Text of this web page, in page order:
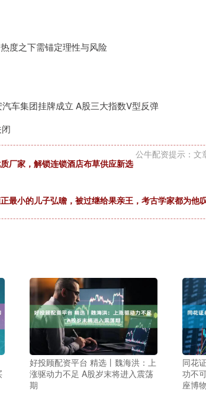
度之下需锚定理性与风险
车集团挂牌成立 A股三大指数V型反弹
公牛配资提示：文
厂家，解锁连锁酒店布草供应新选
最小的儿子弘曕，被过继给果亲王，考古学家都为他
好投顾配资平台 精选丨魏海洪：上
涨驱动力不足 A股岁末将进入震荡
期
同花
功不
座博